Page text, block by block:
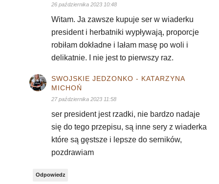
26 października 2023 10:48
Witam. Ja zawsze kupuje ser w wiaderku
president i herbatniki wypływają, proporcje
robiłam dokładne i lałam masę po woli i
delikatnie. I nie jest to pierwszy raz.
SWOJSKIE JEDZONKO - KATARZYNA
MICHOŃ
27 października 2023 11:58
ser president jest rzadki, nie bardzo nadaje
się do tego przepisu, są inne sery z wiaderka
które są gęstsze i lepsze do serników,
pozdrawiam
Odpowiedz